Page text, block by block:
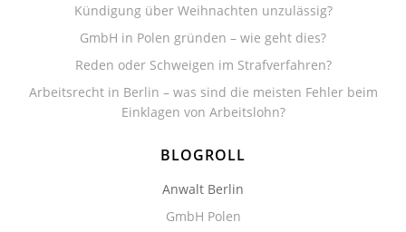
Kündigung über Weihnachten unzulässig?
GmbH in Polen gründen – wie geht dies?
Reden oder Schweigen im Strafverfahren?
Arbeitsrecht in Berlin – was sind die meisten Fehler beim
Einklagen von Arbeitslohn?
BLOGROLL
Anwalt Berlin
GmbH Polen